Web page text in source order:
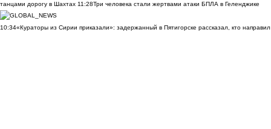
танцами дорогу в Шахтах 11:28Три человека стали жертвами атаки БПЛА в Геленджике
10:34«Кураторы из Сирии приказали»: задержанный в Пятигорске рассказал, кто направил